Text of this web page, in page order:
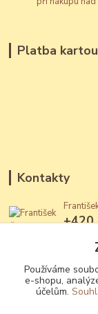
Platba kartou
Kontakty
+420
Používáme
e-shopu,
účelům.